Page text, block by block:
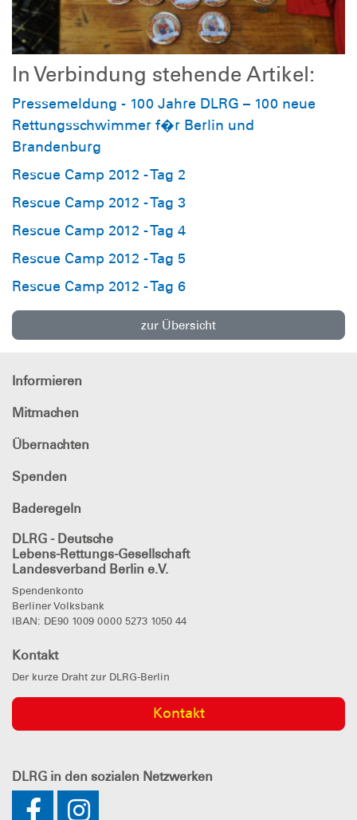
In Verbindung stehende Artikel:
Pressemeldung - 100 Jahre DLRG – 100 neue
Rettungsschwimmer f�r Berlin und
Brandenburg
Rescue Camp 2012 - Tag 2
Rescue Camp 2012 - Tag 3
Rescue Camp 2012 - Tag 4
Rescue Camp 2012 - Tag 5
Rescue Camp 2012 - Tag 6
zur Übersicht
Informieren
Mitmachen
Übernachten
Spenden
Baderegeln
DLRG - Deutsche
Lebens-Rettungs-Gesellschaft
Landesverband Berlin e.V.
Spendenkonto
Berliner Volksbank
IBAN: DE90 1009 0000 5273 1050 44
Kontakt
Der kurze Draht zur DLRG-Berlin
Kontakt
DLRG in den sozialen Netzwerken